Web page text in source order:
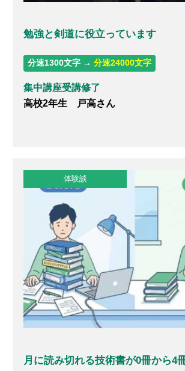
勉強と剣道に役立っています
分速1300文字 →分速24000文字
集中講座受講修了
高校2年生 戸高さん
体験談
月に読み切れる技術書が0冊から4